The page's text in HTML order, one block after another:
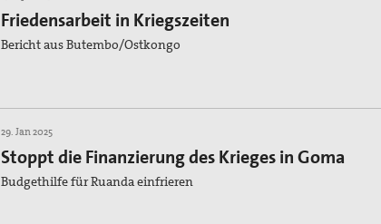
Friedensarbeit in Kriegszeiten
Bericht aus Butembo/Ostkongo
29. Jan 2025
Stoppt die Finanzierung des Krieges in Goma
Budgethilfe für Ruanda einfrieren